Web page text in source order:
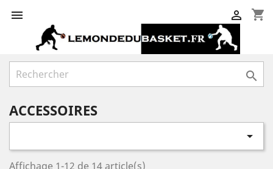
 shopping_cart


ACCESSOIRES

Affichage 1-12 de 14 article(s)